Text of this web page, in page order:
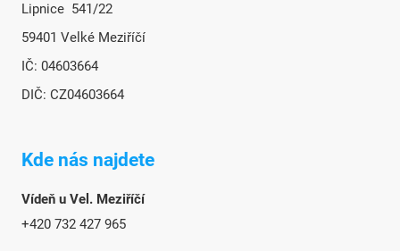
Lipnice 541/22
59401 Velké Meziříčí
IČ: 04603664
DIČ: CZ04603664
Kde nás najdete
Vídeň u Vel. Meziříčí
+420 732 427 965